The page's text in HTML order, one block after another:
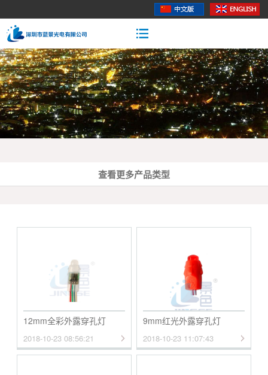
查看更多产品类型
12mm全彩外露穿孔灯
2018-10-23 08:56:21
9mm红光外露穿孔灯
2018-10-23 11:07:43